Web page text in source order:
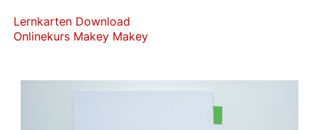
Lernkarten Download
Onlinekurs Makey Makey